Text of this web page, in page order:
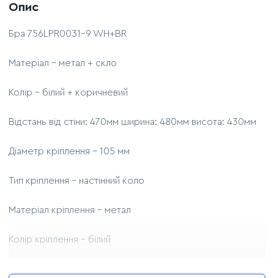
Опис
Бра 756LPR0031-9 WH+BR
Матеріал - метал + скло
Колір - білий + коричневий
Відстань від стіни: 470мм ширина: 480мм висота: 430мм
Діаметр кріплення - 105 мм
Тип кріплення - настінний коло
Матеріал кріплення - метал
Колір кріплення - білий